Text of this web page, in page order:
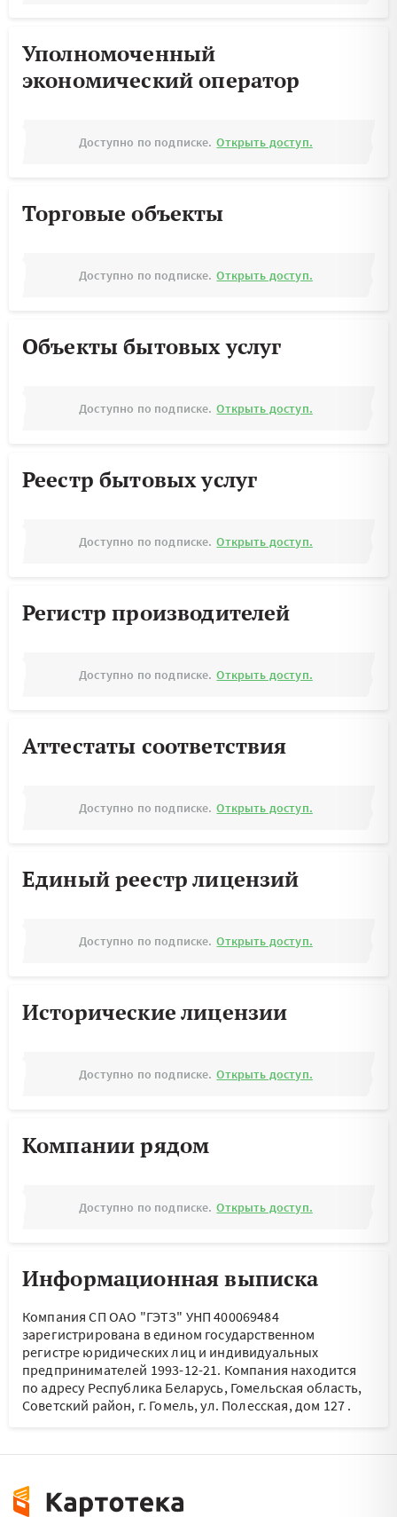
Уполномоченный
экономический оператор
Доступно по подписке. Открыть доступ.
Торговые объекты
Доступно по подписке. Открыть доступ.
Объекты бытовых услуг
Доступно по подписке. Открыть доступ.
Реестр бытовых услуг
Доступно по подписке. Открыть доступ.
Регистр производителей
Доступно по подписке. Открыть доступ.
Аттестаты соответствия
Доступно по подписке. Открыть доступ.
Единый реестр лицензий
Доступно по подписке. Открыть доступ.
Исторические лицензии
Доступно по подписке. Открыть доступ.
Компании рядом
Доступно по подписке. Открыть доступ.
Информационная выписка
Компания СП ОАО "ГЭТЗ" УНП 400069484
зарегистрирована в едином государственном
регистре юридических лиц и индивидуальных
предпринимателей 1993-12-21. Компания находится
по адресу Республика Беларусь, Гомельская область,
Советский район, г. Гомель, ул. Полесская, дом 127 .